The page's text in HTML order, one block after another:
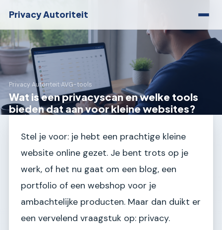
Privacy Autoriteit
Privacy Autoriteit›AVG-tools
Wat is een privacyscan en welke tools
bieden dat aan voor kleine websites?
Stel je voor: je hebt een prachtige kleine
website online gezet. Je bent trots op je
werk, of het nu gaat om een blog, een
portfolio of een webshop voor je
ambachtelijke producten. Maar dan duikt er
een vervelend vraagstuk op: privacy.